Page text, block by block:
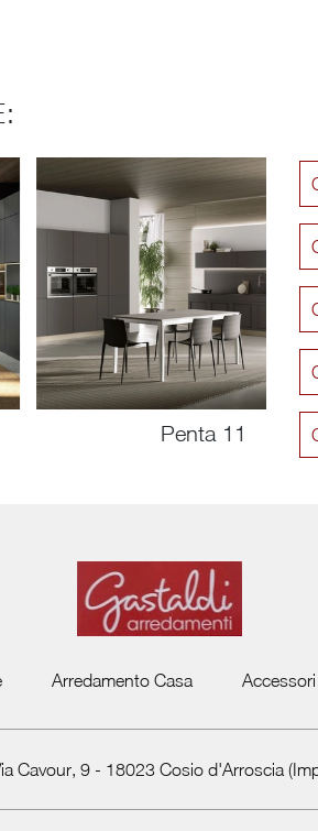
Penta 11
Arredamento Casa
Cavour, 9 - 18023 Cosio d'Arroscia